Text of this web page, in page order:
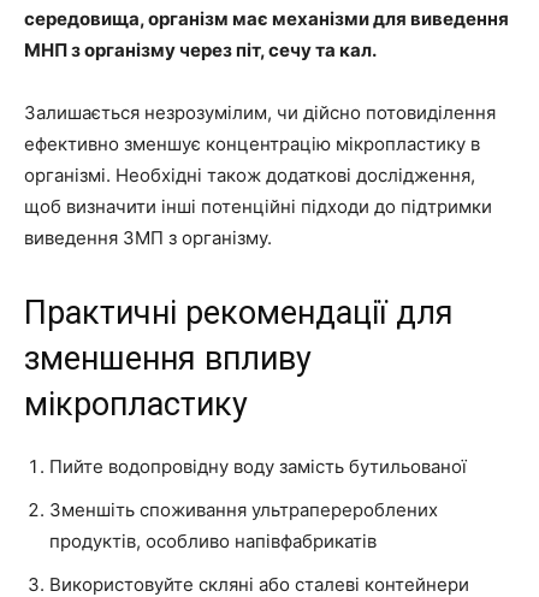
середовища, організм має механізми для виведення
МНП з організму через піт, сечу та кал.
Залишається незрозумілим, чи дійсно потовиділення
ефективно зменшує концентрацію мікропластику в
організмі. Необхідні також додаткові дослідження,
щоб визначити інші потенційні підходи до підтримки
виведення ЗМП з організму.
Практичні рекомендації для
зменшення впливу
мікропластику
Пийте водопровідну воду замість бутильованої
Зменшіть споживання ультраперероблених
продуктів, особливо напівфабрикатів
Використовуйте скляні або сталеві контейнери